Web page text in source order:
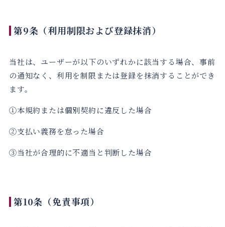
第9条（利用制限および登録抹消）
当社は、ユーザーが以下のいずれかに該当する場合、事前
の通知なく、利用を制限または登録を抹消することができ
ます。
①本規約または個別契約に違反した場合
②支払い義務を怠った場合
③当社が合理的に不適当と判断した場合
第10条（免責事項）